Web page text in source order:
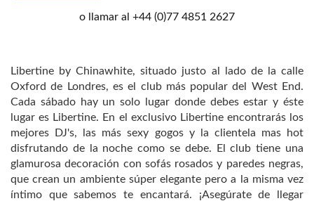
o llamar al +44 (0)77 4851 2627
Libertine by Chinawhite, situado justo al lado de la calle
Oxford de Londres, es el club más popular del West End.
Cada sábado hay un solo lugar donde debes estar y éste
lugar es Libertine. En el exclusivo Libertine encontrarás los
mejores DJ's, las más sexy gogos y la clientela mas hot
disfrutando de la noche como se debe. El club tiene una
glamurosa decoración con sofás rosados y paredes negras,
que crean un ambiente súper elegante pero a la misma vez
íntimo que sabemos te encantará. ¡Asegúrate de llegar